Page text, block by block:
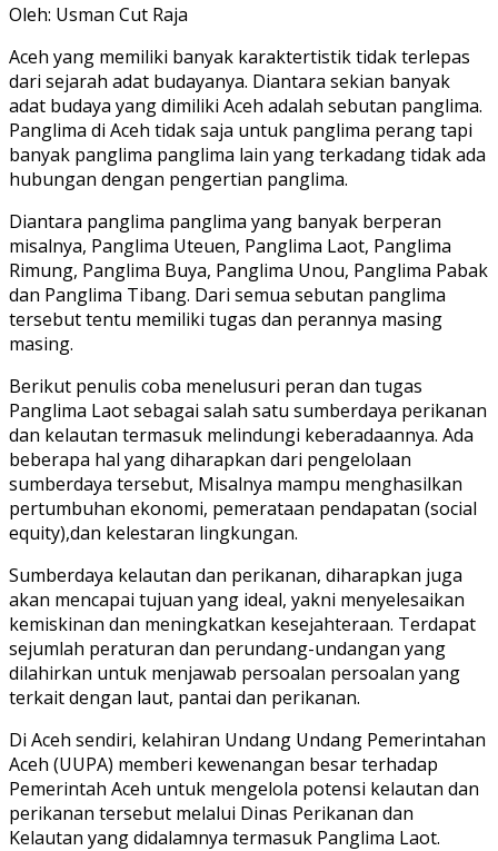
Oleh: Usman Cut Raja
Aceh yang memiliki banyak karaktertistik tidak terlepas
dari sejarah adat budayanya. Diantara sekian banyak
adat budaya yang dimiliki Aceh adalah sebutan panglima.
Panglima di Aceh tidak saja untuk panglima perang tapi
banyak panglima panglima lain yang terkadang tidak ada
hubungan dengan pengertian panglima.
Diantara panglima panglima yang banyak berperan
misalnya, Panglima Uteuen, Panglima Laot, Panglima
Rimung, Panglima Buya, Panglima Unou, Panglima Pabak
dan Panglima Tibang. Dari semua sebutan panglima
tersebut tentu memiliki tugas dan perannya masing
masing.
Berikut penulis coba menelusuri peran dan tugas
Panglima Laot sebagai salah satu sumberdaya perikanan
dan kelautan termasuk melindungi keberadaannya. Ada
beberapa hal yang diharapkan dari pengelolaan
sumberdaya tersebut, Misalnya mampu menghasilkan
pertumbuhan ekonomi, pemerataan pendapatan (social
equity),dan kelestaran lingkungan.
Sumberdaya kelautan dan perikanan, diharapkan juga
akan mencapai tujuan yang ideal, yakni menyelesaikan
kemiskinan dan meningkatkan kesejahteraan. Terdapat
sejumlah peraturan dan perundang-undangan yang
dilahirkan untuk menjawab persoalan persoalan yang
terkait dengan laut, pantai dan perikanan.
Di Aceh sendiri, kelahiran Undang Undang Pemerintahan
Aceh (UUPA) memberi kewenangan besar terhadap
Pemerintah Aceh untuk mengelola potensi kelautan dan
perikanan tersebut melalui Dinas Perikanan dan
Kelautan yang didalamnya termasuk Panglima Laot.